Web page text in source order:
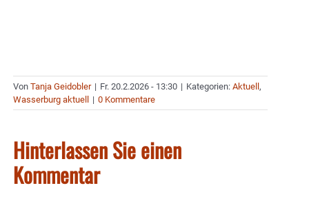
Von Tanja Geidobler | Fr. 20.2.2026 - 13:30 | Kategorien: Aktuell ,
Wasserburg aktuell
| 0 Kommentare
Hinterlassen Sie einen
Kommentar